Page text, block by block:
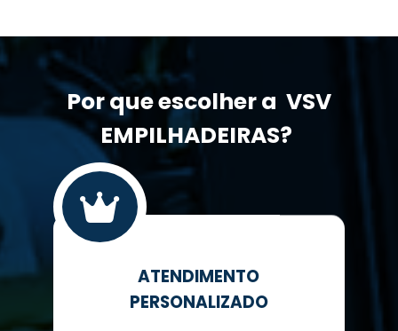
Por que escolher a VSV
EMPILHADEIRAS?
ATENDIMENTO
PERSONALIZADO